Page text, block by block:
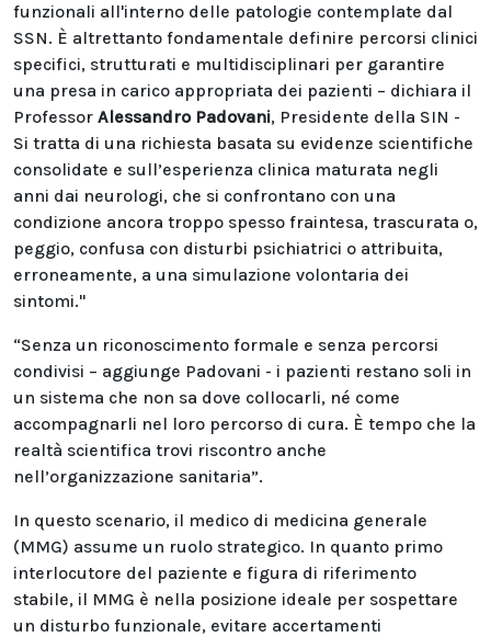
funzionali all'interno delle patologie contemplate dal
SSN. È altrettanto fondamentale definire percorsi clinici
specifici, strutturati e multidisciplinari per garantire
una presa in carico appropriata dei pazienti – dichiara il
Professor Alessandro Padovani, Presidente della SIN -
Si tratta di una richiesta basata su evidenze scientifiche
consolidate e sull’esperienza clinica maturata negli
anni dai neurologi, che si confrontano con una
condizione ancora troppo spesso fraintesa, trascurata o,
peggio, confusa con disturbi psichiatrici o attribuita,
erroneamente, a una simulazione volontaria dei
sintomi."
“Senza un riconoscimento formale e senza percorsi
condivisi – aggiunge Padovani - i pazienti restano soli in
un sistema che non sa dove collocarli, né come
accompagnarli nel loro percorso di cura. È tempo che la
realtà scientifica trovi riscontro anche
nell’organizzazione sanitaria”.
In questo scenario, il medico di medicina generale
(MMG) assume un ruolo strategico. In quanto primo
interlocutore del paziente e figura di riferimento
stabile, il MMG è nella posizione ideale per sospettare
un disturbo funzionale, evitare accertamenti